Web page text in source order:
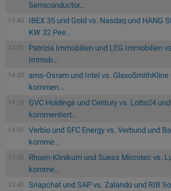
Semiconductor...
14:40
IBEX 35 und Gold vs. Nasdaq und HANG
KW 32 Pee...
14:30
Patrizia Immobilien und LEG Immobilien
Immob...
14:20
ams-Osram und Intel vs. GlaxoSmithKline
kommen...
14:10
GVC Holdings und Century vs. Lotto24
kommentiert...
14:00
Verbio und SFC Energy vs. Verbund und
komme...
13:50
Rhoen-Klinikum und Suess Microtec vs.
komme...
13:40
Snapchat und SAP vs. Zalando und RIB